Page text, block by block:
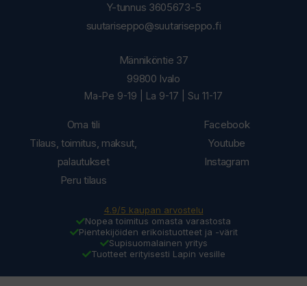
Y-tunnus 3605673-5
suutariseppo@suutariseppo.fi
Oma tili
Tilaus, toimitus, maksut,
palautukset
Peru tilaus
Männiköntie 37
99800 Ivalo
Ma-Pe 9-19 | La 9-17 | Su 11-17
Facebook
Youtube
Instagram
4.9/5 kaupan arvostelu
Nopea toimitus omasta varastosta
Pientekijöiden erikoistuotteet ja -värit
Supisuomalainen yritys
Tuotteet erityisesti Lapin vesille